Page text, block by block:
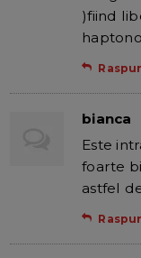
)fiind
bianca
Este
foarte
astfel